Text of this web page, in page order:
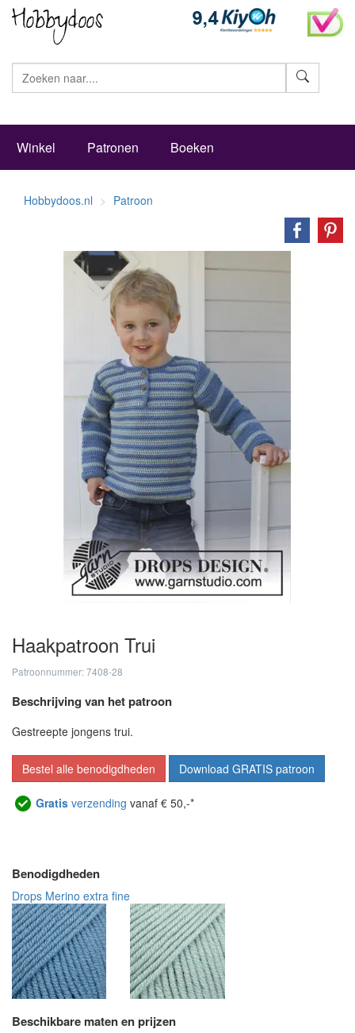
Winkel Patronen Boeken
Hobbydoos.nl Patroon
Haakpatroon Trui
Patroonnummer: 7408-28
Beschrijving van het patroon
Gestreepte jongens trui.
Bestel alle benodigdheden Download GRATIS patroon
Gratis verzending vanaf € 50,-*
Benodigdheden
Drops Merino extra fine
Beschikbare maten en prijzen